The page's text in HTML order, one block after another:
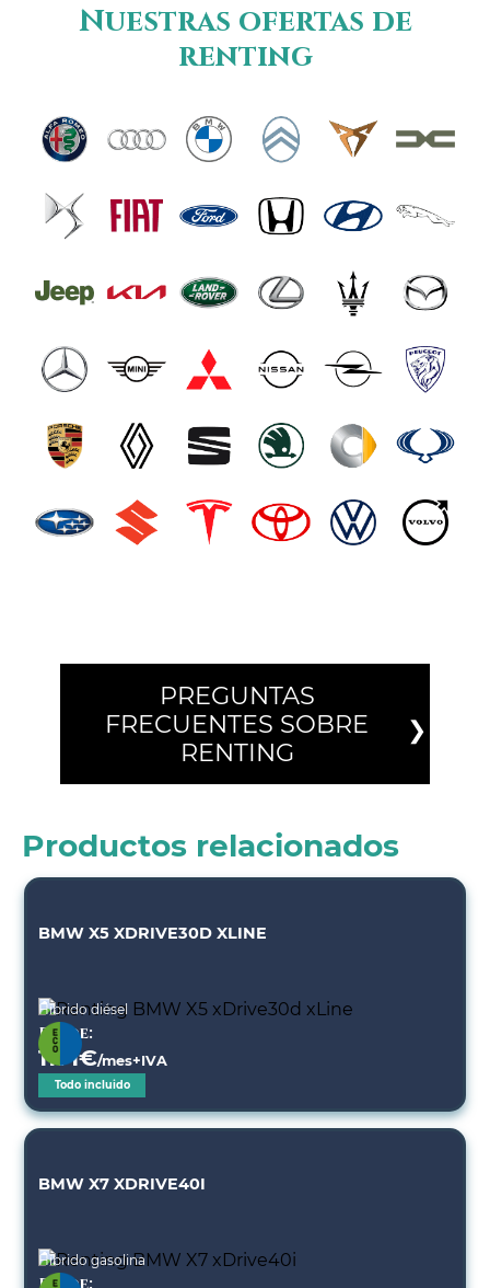
Nuestras ofertas de
renting
PREGUNTAS
FRECUENTES SOBRE
RENTING
Productos relacionados
BMW X5 XDRIVE30D XLINE
Híbrido diésel
Desde:
1171€/mes+IVA
Todo incluido
BMW X7 XDRIVE40I
Híbrido gasolina